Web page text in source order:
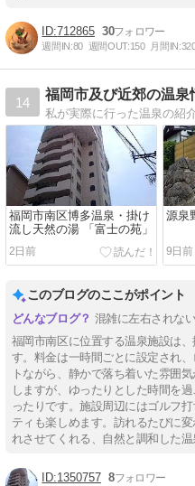
712865 30
週間IN:80 週間OUT:150 月間IN:
14
福岡市及び近郊の温泉
私が実際に行った温泉の紹
福岡市南区博多温泉・掛け
流し天然の湯 「富士の苑」
2日前
源泉
9日前
このブログのここがポイント
混雑に左右されな
福岡市南区に位置する温泉施設は
す。料金は一時間ごとに設定され
トながら、静かで落ち着いた雰囲
しますが、ゆったりとした時間を
ったりです。施設周辺にはゴルフ
ティも楽しめます。訪れるたびに
れさせてくれる、自然と調和した温
1350757 8